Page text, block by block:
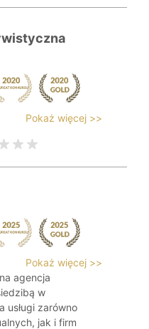
Pokaż więcej >>
Pokaż więcej >>
agencja
w
usługi zarówno
jak i firm